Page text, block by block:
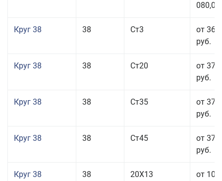
080,00
Круг 38 38 Ст3
от 36
руб.
Круг 38 38 Ст20
от 37
руб.
Круг 38 38 Ст35
от 37
руб.
Круг 38 38 Ст45
от 37
руб.
Круг 38 38 20Х13
от 101